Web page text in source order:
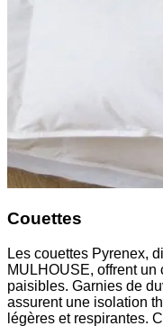
Couettes
Les couettes Pyrenex,
MULHOUSE, offrent
paisibles. Garnies de
assurent une isolation
légères et respirantes.